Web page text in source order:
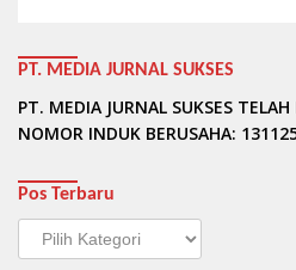
PT. MEDIA JURNAL SUKSES
PT. MEDIA JURNAL SUKSES
NOMOR INDUK BERUSAHA:
Pos Terbaru
Pos
Terbaru